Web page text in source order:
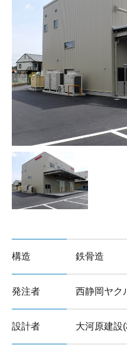
協力会社の皆様へ
お問い合わせ
サイトマップ
構造 鉄骨造
発注者 西静岡ヤク
設計者 大河原建設